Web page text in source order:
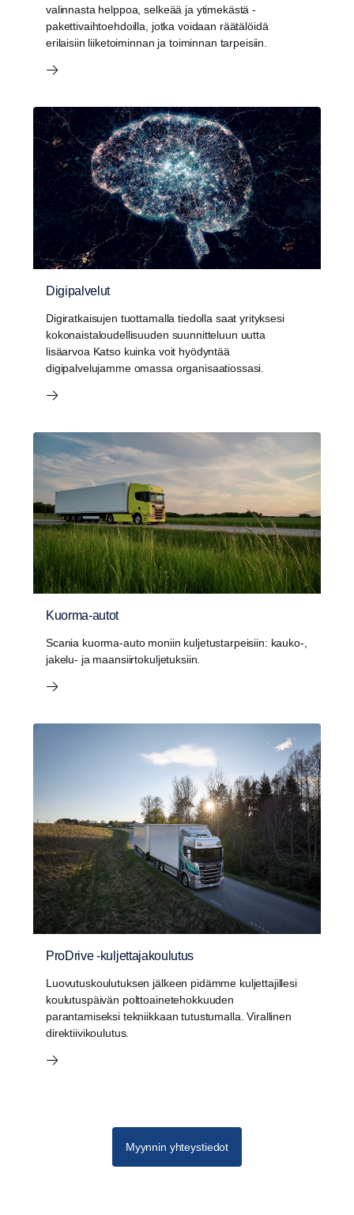
valinnasta helppoa, selkeää ja ytimekästä -
pakettivaihtoehdoilla, jotka voidaan räätälöidä
erilaisiin liiketoiminnan ja toiminnan tarpeisiin.
Digipalvelut
Digiratkaisujen tuottamalla tiedolla saat yrityksesi
kokonaistaloudellisuuden suunnitteluun uutta
lisäarvoa Katso kuinka voit hyödyntää
digipalvelujamme omassa organisaatiossasi.
Kuorma-autot
Scania kuorma-auto moniin kuljetustarpeisiin: kauko-,
jakelu- ja maansiirtokuljetuksiin.
ProDrive -kuljettajakoulutus
Luovutuskoulutuksen jälkeen pidämme kuljettajillesi
koulutuspäivän polttoainetehokkuuden
parantamiseksi tekniikkaan tutustumalla. Virallinen
direktiivikoulutus.
Myynnin yhteystiedot